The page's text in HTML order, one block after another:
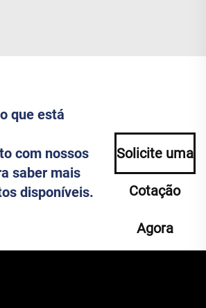
que está
com nossos
saber mais
disponíveis.
Solicite uma
Cotação
Agora